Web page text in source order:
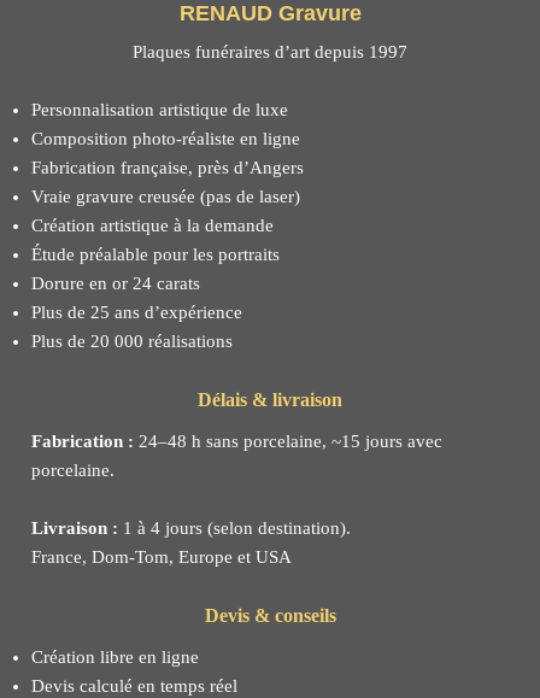
RENAUD Gravure
Plaques funéraires d’art depuis 1997
Personnalisation artistique de luxe
Composition photo-réaliste en ligne
Fabrication française, près d’Angers
Vraie gravure creusée (pas de laser)
Création artistique à la demande
Étude préalable pour les portraits
Dorure en or 24 carats
Plus de 25 ans d’expérience
Plus de 20 000 réalisations
Délais & livraison
Fabrication : 24–48 h sans porcelaine, ~15 jours avec
porcelaine.
Livraison : 1 à 4 jours (selon destination).
France, Dom-Tom, Europe et USA
Devis & conseils
Création libre en ligne
Devis calculé en temps réel